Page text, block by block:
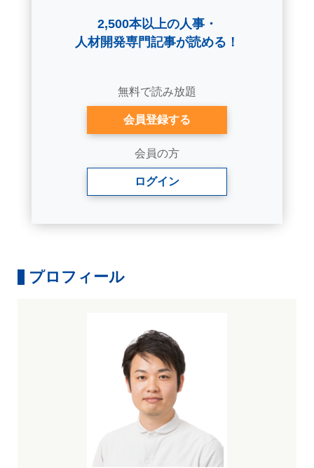
2,500本以上の人事・
人材開発専門記事が読める！
無料で読み放題
会員登録する
会員の方
ログイン
プロフィール